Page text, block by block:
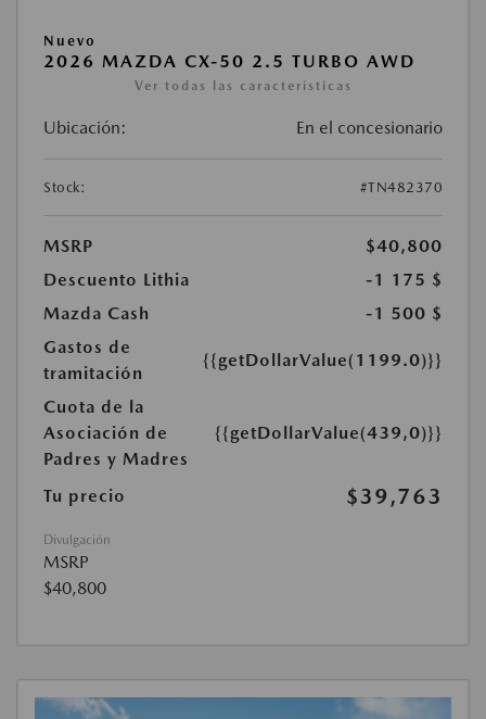
Nuevo
2026 MAZDA CX-50 2.5 TURBO AWD
Ver todas las características
Ubicación: En el concesionario
Stock: #TN482370
MSRP
$40,800
Descuento Lithia
-1 175 $
Mazda Cash
-1 500 $
Gastos de
tramitación
{{getDollarValue(1199.0)}}
Cuota de la
Asociación de
Padres y Madres
{{getDollarValue(439,0)}}
Tu precio $39,763
Divulgación
MSRP
$40,800